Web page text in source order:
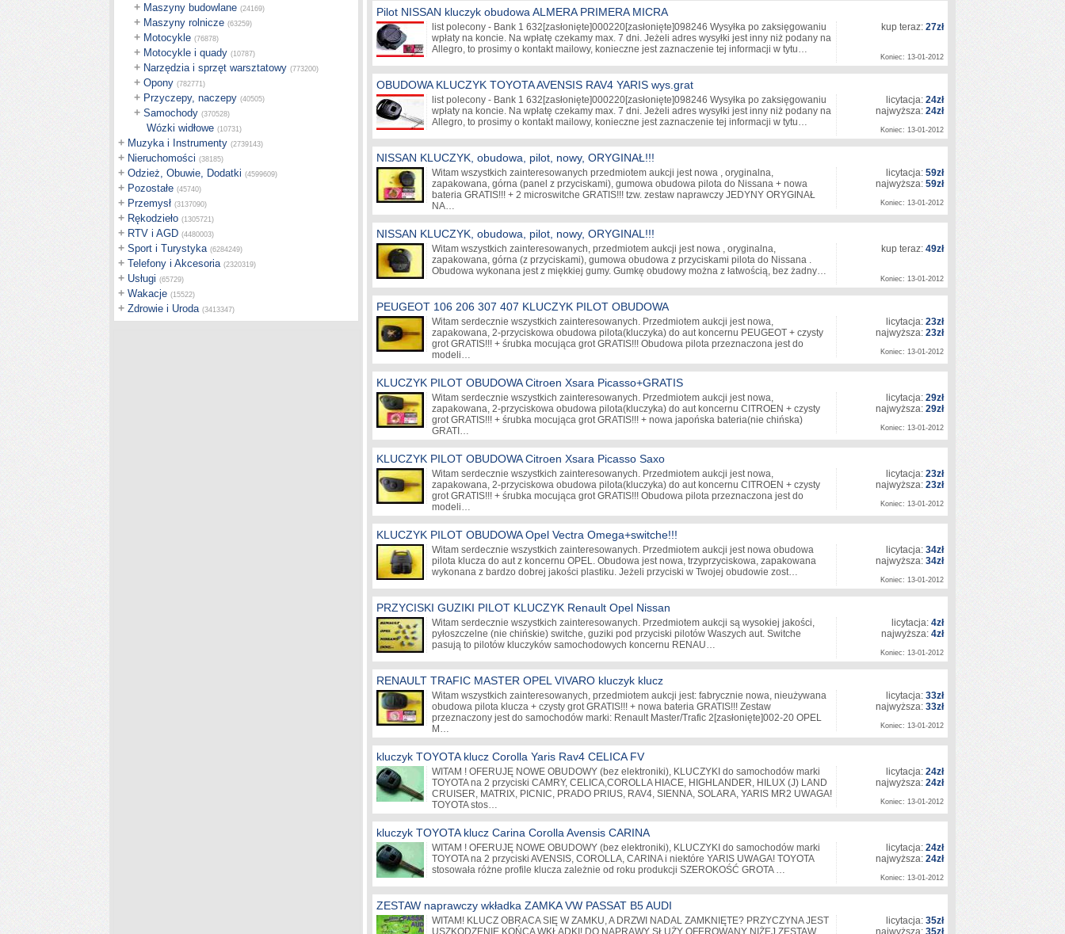
+ Maszyny budowlane (24169)
+ Maszyny rolnicze (63259)
+ Motocykle (76878)
+ Motocykle i quady (10787)
+ Narzędzia i sprzęt warsztatowy (773200)
+ Opony (782771)
+ Przyczepy, naczepy (40505)
+ Samochody (370528)
Wózki widłowe (10731)
+ Muzyka i Instrumenty (2739143)
+ Nieruchomości (38185)
+ Odzież, Obuwie, Dodatki (4599609)
+ Pozostałe (45740)
+ Przemysł (3137090)
+ Rękodzieło (1305721)
+ RTV i AGD (4480003)
+ Sport i Turystyka (6284249)
+ Telefony i Akcesoria (2320319)
+ Usługi (65729)
+ Wakacje (15522)
+ Zdrowie i Uroda (3413347)
Pilot NISSAN kluczyk obudowa ALMERA PRIMERA MICRA
list polecony - Bank 1 632 [zasłonięte]000220[zasłonięte]098246 Wysyłka po zaksięgowaniu
wpłaty na koncie. Na wpłatę czekamy max. 7 dni. Jeżeli adres wysyłki jest inny niż podany na
Allegro, to prosimy o kontakt mailowy, konieczne jest zaznaczenie tej informacji w tytu…
kup teraz: 27zł
Koniec: 13-01-2012
OBUDOWA KLUCZYK TOYOTA AVENSIS RAV4 YARIS wys.grat
list polecony - Bank 1 632 [zasłonięte]000220[zasłonięte]098246 Wysyłka po zaksięgowaniu
wpłaty na koncie. Na wpłatę czekamy max. 7 dni. Jeżeli adres wysyłki jest inny niż podany na
Allegro, to prosimy o kontakt mailowy, konieczne jest zaznaczenie tej informacji w tytu…
licytacja: 24zł
najwyższa: 24zł
Koniec: 13-01-2012
NISSAN KLUCZYK, obudowa, pilot, nowy, ORYGINAŁ!!!
Witam wszystkich zainteresowanych przedmiotem aukcji jest nowa , oryginalna,
zapakowana, górna (panel z przyciskami), gumowa obudowa pilota do Nissana + nowa
bateria GRATIS!!! + 2 microswitche GRATIS!!! tzw. zestaw naprawczy JEDYNY ORYGINAŁ
NA…
licytacja: 59zł
najwyższa: 59zł
Koniec: 13-01-2012
NISSAN KLUCZYK, obudowa, pilot, nowy, ORYGINAL!!!
Witam wszystkich zainteresowanych, przedmiotem aukcji jest nowa , oryginalna,
zapakowana, górna (z przyciskami), gumowa obudowa z przyciskami pilota do Nissana .
Obudowa wykonana jest z miękkiej gumy. Gumkę obudowy można z łatwością, bez żadny…
kup teraz: 49zł
Koniec: 13-01-2012
PEUGEOT 106 206 307 407 KLUCZYK PILOT OBUDOWA
Witam serdecznie wszystkich zainteresowanych. Przedmiotem aukcji jest nowa,
zapakowana, 2-przyciskowa obudowa pilota(kluczyka) do aut koncernu PEUGEOT + czysty
grot GRATIS!!! + śrubka mocująca grot GRATIS!!! Obudowa pilota przeznaczona jest do
modeli…
licytacja: 23zł
najwyższa: 23zł
Koniec: 13-01-2012
KLUCZYK PILOT OBUDOWA Citroen Xsara Picasso+GRATIS
Witam serdecznie wszystkich zainteresowanych. Przedmiotem aukcji jest nowa,
zapakowana, 2-przyciskowa obudowa pilota(kluczyka) do aut koncernu CITROEN + czysty
grot GRATIS!!! + śrubka mocująca grot GRATIS!!! + nowa japońska bateria(nie chińska)
GRATI…
licytacja: 29zł
najwyższa: 29zł
Koniec: 13-01-2012
KLUCZYK PILOT OBUDOWA Citroen Xsara Picasso Saxo
Witam serdecznie wszystkich zainteresowanych. Przedmiotem aukcji jest nowa,
zapakowana, 2-przyciskowa obudowa pilota(kluczyka) do aut koncernu CITROEN + czysty
grot GRATIS!!! + śrubka mocująca grot GRATIS!!! Obudowa pilota przeznaczona jest do
modeli…
licytacja: 23zł
najwyższa: 23zł
Koniec: 13-01-2012
KLUCZYK PILOT OBUDOWA Opel Vectra Omega+switche!!!
Witam serdecznie wszystkich zainteresowanych. Przedmiotem aukcji jest nowa obudowa
pilota klucza do aut z koncernu OPEL. Obudowa jest nowa, trzyprzyciskowa, zapakowana
wykonana z bardzo dobrej jakości plastiku. Jeżeli przyciski w Twojej obudowie zost…
licytacja: 34zł
najwyższa: 34zł
Koniec: 13-01-2012
PRZYCISKI GUZIKI PILOT KLUCZYK Renault Opel Nissan
Witam serdecznie wszystkich zainteresowanych. Przedmiotem aukcji są wysokiej jakości,
pyłoszczelne (nie chińskie) switche, guziki pod przyciski pilotów Waszych aut. Switche
pasują to pilotów kluczyków samochodowych koncernu RENAU…
licytacja: 4zł
najwyższa: 4zł
Koniec: 13-01-2012
RENAULT TRAFIC MASTER OPEL VIVARO kluczyk klucz
Witam wszystkich zainteresowanych, przedmiotem aukcji jest: fabrycznie nowa, nieużywana
obudowa pilota klucza + czysty grot GRATIS!!! + nowa bateria GRATIS!!! Zestaw
przeznaczony jest do samochodów marki: Renault Master/Trafic 2 [zasłonięte]002-20 OPEL
M…
licytacja: 33zł
najwyższa: 33zł
Koniec: 13-01-2012
kluczyk TOYOTA klucz Corolla Yaris Rav4 CELICA FV
WITAM ! OFERUJĘ NOWE OBUDOWY (bez elektroniki), KLUCZYKI do samochodów marki
TOYOTA na 2 przyciski CAMRY, CELICA,COROLLA HIACE, HIGHLANDER, HILUX (J) LAND
CRUISER, MATRIX, PICNIC, PRADO PRIUS, RAV4, SIENNA, SOLARA, YARIS MR2 UWAGA!
TOYOTA stos…
licytacja: 24zł
najwyższa: 24zł
Koniec: 13-01-2012
kluczyk TOYOTA klucz Carina Corolla Avensis CARINA
WITAM ! OFERUJĘ NOWE OBUDOWY (bez elektroniki), KLUCZYKI do samochodów marki
TOYOTA na 2 przyciski AVENSIS, COROLLA, CARINA i niektóre YARIS UWAGA! TOYOTA
stosowała różne profile klucza zależnie od roku produkcji SZEROKOŚĆ GROTA …
licytacja: 24zł
najwyższa: 24zł
Koniec: 13-01-2012
ZESTAW naprawczy wkładka ZAMKA VW PASSAT B5 AUDI
WITAM! KLUCZ OBRACA SIĘ W ZAMKU, A DRZWI NADAL ZAMKNIĘTE? PRZYCZYNA JEST
USZKODZENIE KOŃCA WKŁADKI! DO NAPRAWY SŁUŻY OFEROWANY NIŻEJ ZESTAW
licytacja: 35zł
najwyższa: 35zł